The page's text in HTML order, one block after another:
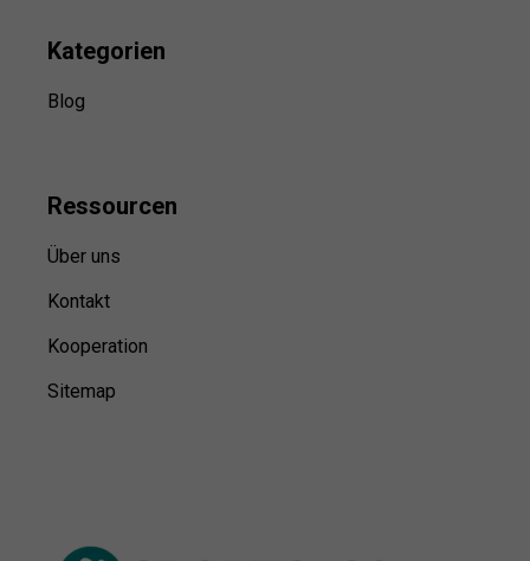
Kategorien
Blog
Ressourcen
Über uns
Kontakt
Kooperation
Sitemap